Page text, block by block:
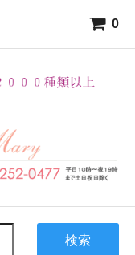
0
検索